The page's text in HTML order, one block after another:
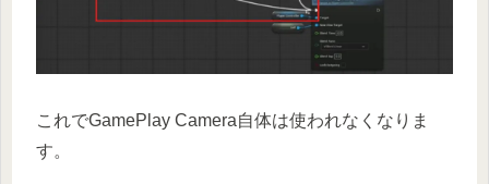
これでGamePlay Camera自体は使われなくなりま
す。